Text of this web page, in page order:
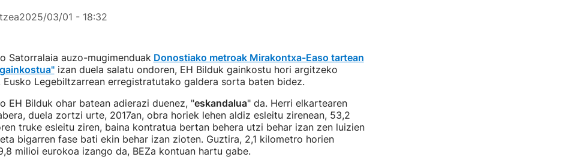
2025/03/01 - 18:32
Satorralaia auzo-mugimenduak Donostiako metroak Mirakontxa-Easo tartean
izan duela salatu ondoren, EH Bilduk gainkostu hori argitzeko
Eusko Legebiltzarrean erregistratutako galdera sorta baten bidez.
EH Bilduk ohar batean adierazi duenez, "eskandalua" da. Herri elkartearen
duela zortzi urte, 2017an, obra horiek lehen aldiz esleitu zirenean, 53,2
truke esleitu ziren, baina kontratua bertan behera utzi behar izan zen luizien
bigarren fase bati ekin behar izan zioten. Guztira, 2,1 kilometro horien
milioi eurokoa izango da, BEZa kontuan hartu gabe.